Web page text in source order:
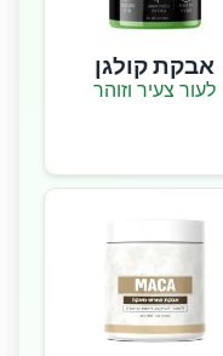
אבקת קולגן
לעור צעיר וזוהר